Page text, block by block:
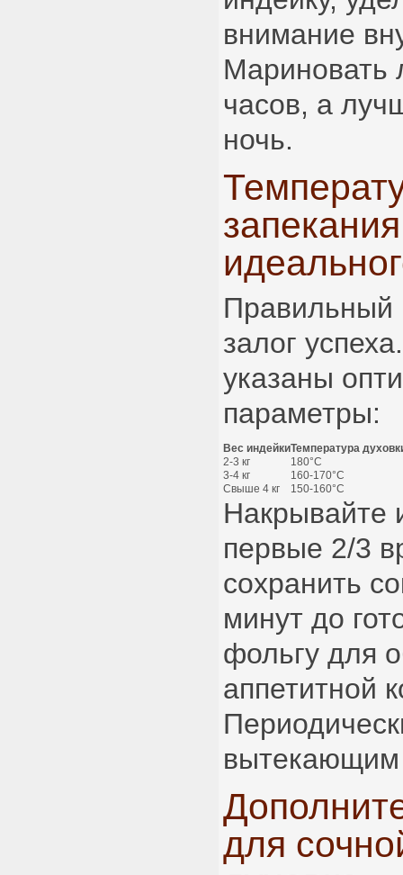
внимание
Мариновать
часов, а
ночь.
Правильный
залог
указаны
параметры:
Вес индейкиТемпература
2-3 кг
180°C
3-4 кг
160-170°C
Свыше 4 кг
150-160°C
Накрывайте
первые 2/3
сохранить
минут до
фольгу для
аппетитной
вытекающим
для